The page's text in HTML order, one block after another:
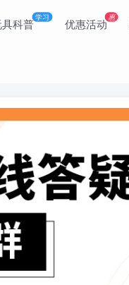
科普学习 优惠活动惠